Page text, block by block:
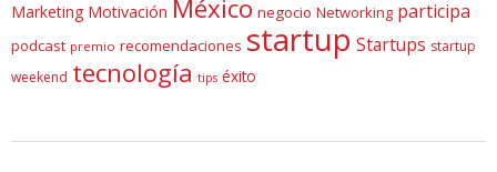
Marketing Motivación México negocio Networking participa
podcast premio recomendaciones startup Startups startup
weekend tecnología tips éxito